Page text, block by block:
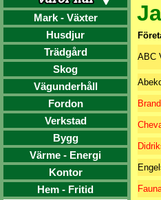
Mark - Växter
Husdjur
Trädgård
Skog
Vägunderhåll
Fordon
Verkstad
Bygg
Värme - Energi
Kontor
Hem - Fritid
ABC